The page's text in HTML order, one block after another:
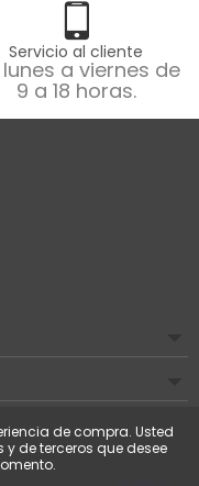
Servicio al cliente
lunes a viernes de
9 a 18 horas.
de compra. Usted
de terceros que desee